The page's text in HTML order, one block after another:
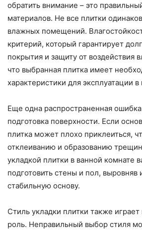
обратить внимание – это
материалов. Не все плитки
влажных помещений.
критерий, который гарантирует
покрытия и защиту от воздействия
что выбранная плитка имеет
характеристики для эксплуатации в
Еще одна распространенная
подготовка поверхности. Если
плитка может плохо приклеиться,
отклеиванию и образованию
укладкой плитки в ванной комнате
подготовить стены и пол, выровняв
стабильную основу.
Стиль укладки плитки также
роль. Неправильный выбор стиля